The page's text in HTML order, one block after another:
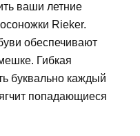
ваши летние
Rieker.
обеспечивают
Гибкая
буквально каждый
попадающиеся